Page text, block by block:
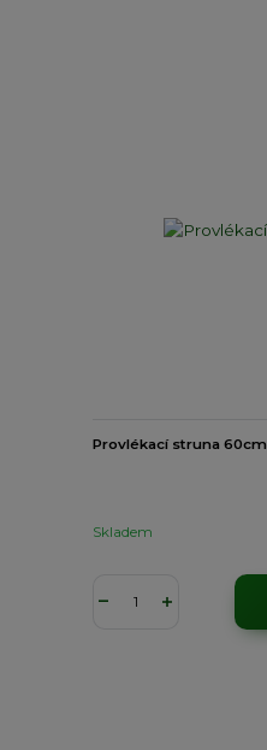
Provlékací struna 60cm
Skladem